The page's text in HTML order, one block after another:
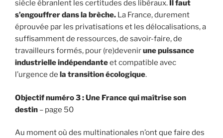
siècle ébranlent les certitudes des libéraux.
Il faut
s’engouffrer dans la brèche. La France, durement
éprouvée par les privatisations et les délocalisations, a
suffisamment de ressources, de savoir-faire, de
travailleurs formés, pour (re)devenirune puissance
industrielle indépendanteet compatible avec
l’urgence de la transition écologique.
Objectif numéro 3 : Une France qui maîtrise son
destin – page 50
Au moment où des multinationales n’ont que faire des